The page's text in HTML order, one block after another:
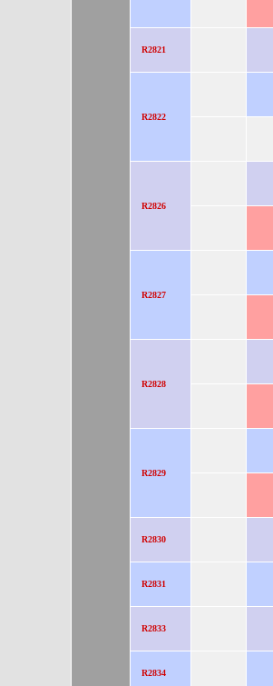
R2821
R2822
R2826
R2827
R2828
R2829
R2830
R2831
R2833
R2834